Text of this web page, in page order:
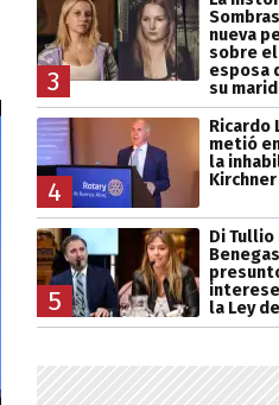
3
nueva
sobre el
esposa
su
4
Ricardo
metió
la
Kirchner
5
Di Tullio
la Ley